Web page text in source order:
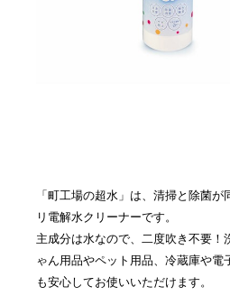
「町工場の超水」は、清掃と除菌
リ電解水クリーナーです。
主成分は水なので、二度吹き不要！
ゃん用品やペット用品、冷蔵庫や電
も安心してお使いいただけます。